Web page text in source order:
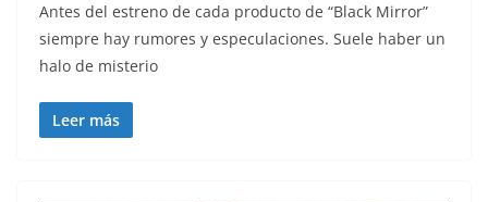
Antes del estreno de cada producto de “Black Mirror”
siempre hay rumores y especulaciones. Suele haber un
halo de misterio
Leer más